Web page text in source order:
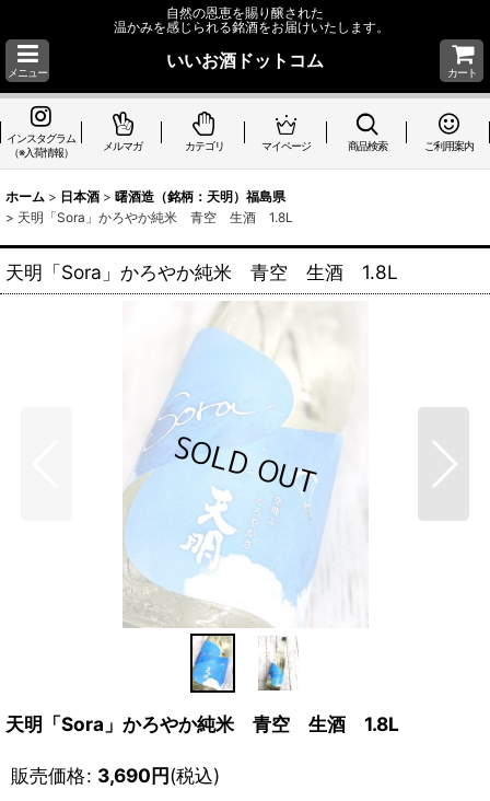
自然の恩恵を賜り醸された
温かみを感じられる銘酒をお届けいたします。
メニュー
いいお酒ドットコム
カート
インスタグラム
（※入荷情報）
メルマガ カテゴリ マイページ 商品検索 ご利用案内
ホーム > 日本酒 > 曙酒造（銘柄：天明）福島県
> 天明「Sora」かろやか純米 青空 生酒 1.8L
天明「Sora」かろやか純米 青空 生酒 1.8L
天明「Sora」かろやか純米 青空 生酒 1.8L
販売価格: 3,690円(税込)